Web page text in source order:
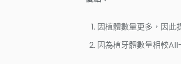
因植體數量更多，因
因為植牙體數量相較